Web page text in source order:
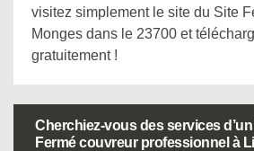
visitez simplement le site du Site
Monges dans le 23700 et
gratuitement !
Cherchiez-vous des services
Fermé couvreur professionnel à